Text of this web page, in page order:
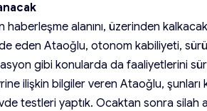
haberleşme alanını, üzerinden
eden Ataoğlu, otonom kabiliyeti,
gibi konularda da faaliyetlerini
ilişkin bilgiler veren Ataoğlu, şunları
testleri yaptık. Ocaktan sonra silah